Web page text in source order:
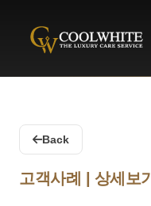
Coolwhite
Back
고객사례 | 상세보기